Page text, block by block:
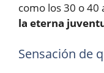
como los 30 o 40
la eterna
Sensación de